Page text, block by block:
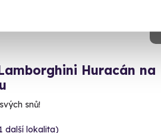
Huracán na
snů!
další lokalita)